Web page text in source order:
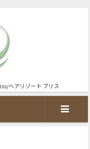
ヘアリゾート ブリス